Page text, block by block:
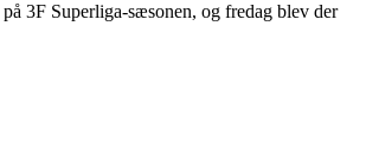
3F Superliga-sæsonen, og fredag blev der